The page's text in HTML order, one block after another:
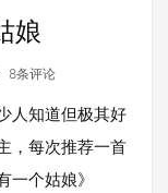
娘
8条评论
人知道但极其好
，每次推荐一首
一个姑娘》